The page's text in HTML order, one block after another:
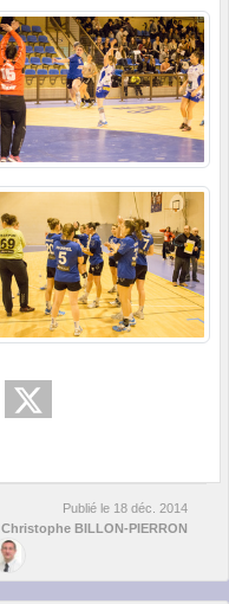
Publié le 18 déc. 2014
Christophe BILLON-PIERRON